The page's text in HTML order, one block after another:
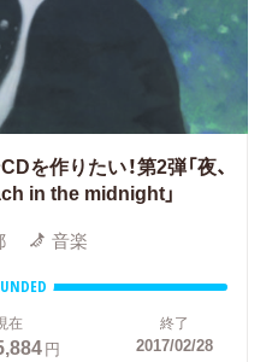
を作りたい！第2弾「夜、
in the midnight」
音楽
在
円
終了
2017/02/28